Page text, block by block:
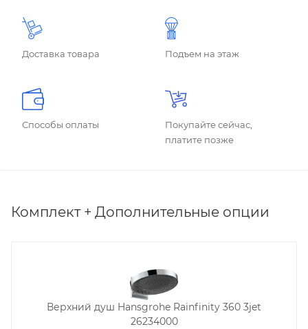
Доставка товара Подъем на этаж
Способы оплаты
Покупайте сейчас,
платите позже
Комплект + Дополнительные опции
Верхний душ Hansgrohe Rainfinity 360 3jet
26234000